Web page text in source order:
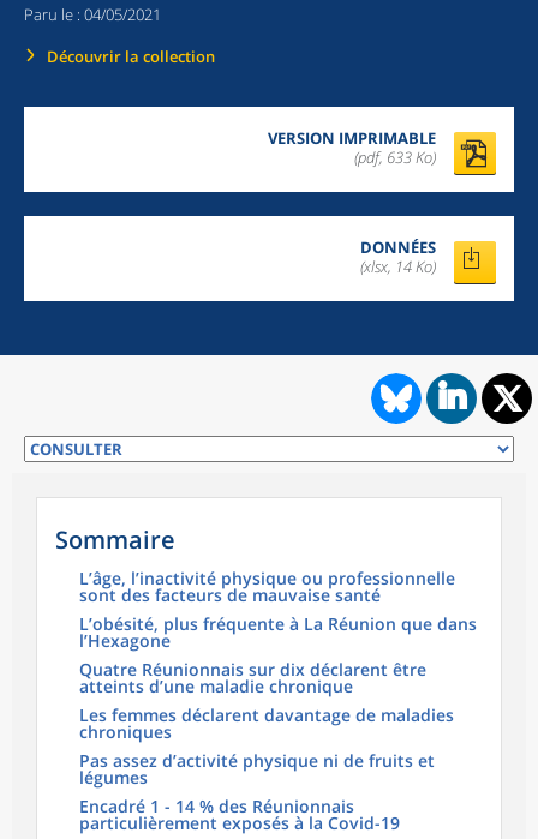
Paru le : 04/05/2021
Découvrir la collection
VERSION IMPRIMABLE
(pdf, 633 Ko)
DONNÉES
(xlsx, 14 Ko)
Sommaire
L’âge, l’inactivité physique ou professionnelle
sont des facteurs de mauvaise santé
L’obésité, plus fréquente à La Réunion que dans
l’Hexagone
Quatre Réunionnais sur dix déclarent être
atteints d’une maladie chronique
Les femmes déclarent davantage de maladies
chroniques
Pas assez d’activité physique ni de fruits et
légumes
Encadré 1 - 14 % des Réunionnais
particulièrement exposés à la Covid-19